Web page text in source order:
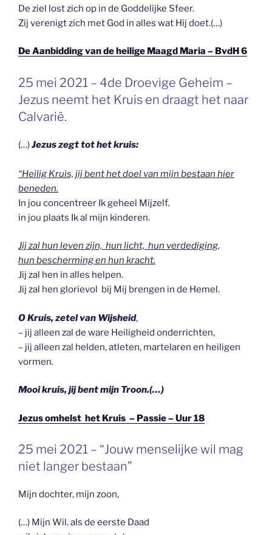
De ziel lost zich op in de Goddelijke Sfeer.
Zij verenigt zich met God in alles wat Hij doet.(…)
De Aanbidding van de heilige Maagd Maria – BvdH 6
GEPLAATST
OP
25 mei 2021 – 4de Droevige Geheim –
Jezus neemt het Kruis en draagt het naar
Calvarië.
(…)Jezus zegt tot het kruis:
“Heilig Kruis, jij bent het doel van mijn bestaan hier
beneden.
In jou concentreer Ik geheel Mijzelf.
in jou plaats Ik al mijn kinderen.
Jij zal hun leven zijn, hun licht, hun verdediging,
hun bescherming en hun kracht.
Jij zal hen in alles helpen.
Jij zal hen glorievol bij Mij brengen in de Hemel.
O Kruis, zetel van Wijsheid,
– jij alleen zal de ware Heiligheid onderrichten,
– jij alleen zal helden, atleten, martelaren en heiligen
vormen.
Mooi kruis, jij bent mijn Troon.(…)
Jezus omhelst het Kruis – Passie – Uur 18
GEPLAATST
OP
25 mei 2021 – “Jouw menselijke wil mag
niet langer bestaan”
Mijn dochter, mijn zoon,
(…) Mijn Wil. als de eerste Daad